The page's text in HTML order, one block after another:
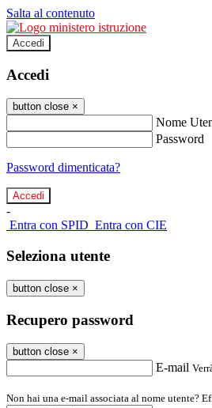
Salta al contenuto
Accedi
Accedi
button close ×
Nome
Password
Password dimenticata?
-
Entra con SPID Entra con CIE
Seleziona utente
button close ×
Recupero password
button close ×
E-mail
Non hai una e-mail associata al nome utente?